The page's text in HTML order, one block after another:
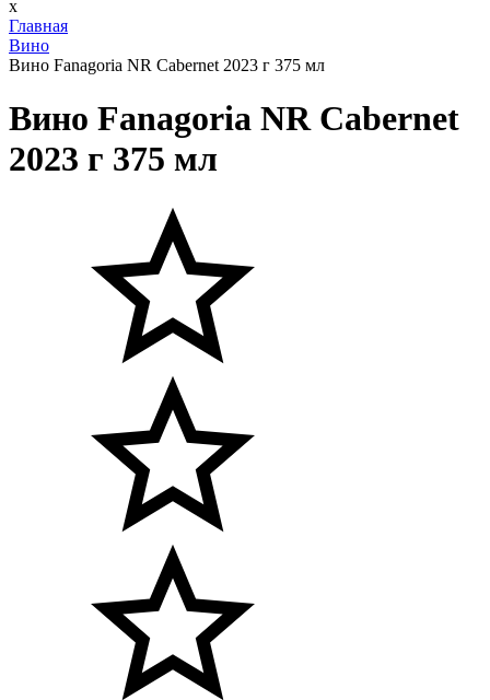
x
Главная
Вино
Вино Fanagoria NR Cabernet 2023 г 375 мл
Вино Fanagoria NR Cabernet
2023 г 375 мл